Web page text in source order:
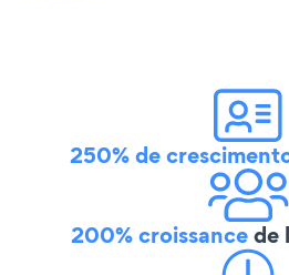
250% de
200% croissancede